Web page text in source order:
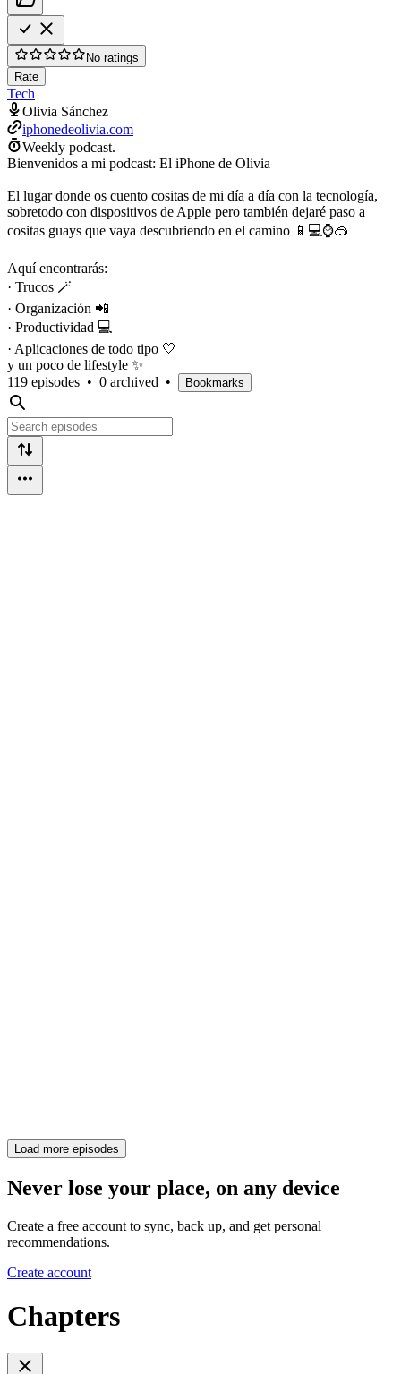
No ratings
Rate
Tech
Olivia Sánchez
iphonedeolivia.com
Weekly podcast.
Bienvenidos a mi podcast: El iPhone de Olivia
El lugar donde os cuento cositas de mi día a día con la tecnología,
sobretodo con dispositivos de Apple pero también dejaré paso a
cositas guays que vaya descubriendo en el camino 📱💻⌚️🥽
Aquí encontrarás:
· Trucos 🪄
· Organización 📲
· Productividad 💻
· Aplicaciones de todo tipo 🤍
y un poco de lifestyle ✨
119 episodes • 0 archived • Bookmarks
Load more episodes
Never lose your place, on any device
Create a free account to sync, back up, and get personal
recommendations.
Create account
Chapters